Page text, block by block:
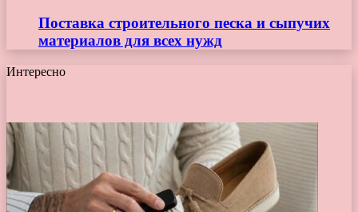
Поставка строительного песка и сыпучих
материалов для всех нужд
Интересно